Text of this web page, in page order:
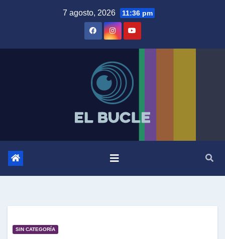
7 agosto, 2026 11:36 pm
SIN CATEGORÍA